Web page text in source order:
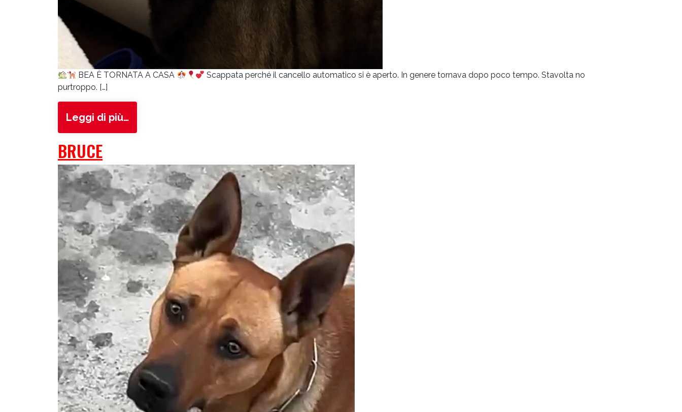
BEA È TORNATA A CASA
Scappata perché il cancello automatico si è aperto. In genere tornava dopo poco tempo. Stavolta no
purtroppo. […]
Leggi di più…
from Bea
BRUCE